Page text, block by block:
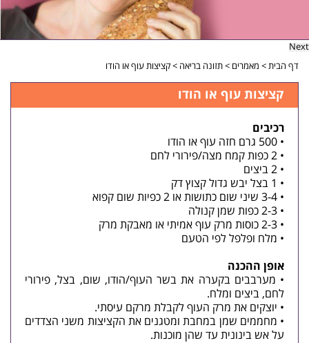
Next
דף הבית> מאמרים >תזונה בריאה >קציצות עוף או הודו
קציצות עוף או הודו
רכיבים
• 500 גרם חזה עוף או הודו
• 2 כפות קמח מצה/פירורי לחם
• 2 ביצים
• 1 בצל יבש גדול קצוץ דק
• 3-4 שיני שום כתושות או 2 כפיות שום קפוא
• 2-3 כפות שמן קנולה
• 2-3 כוסות מרק עוף אמיתי או מאבקת מרק
• מלח ופלפל לפי הטעם
אופן ההכנה
• מערבבים בקערה את בשר העוף/הודו, שום, בצל, פירורי
לחם, ביצים ומלח.
• יוצקים את מרק העוף לקבלת מרקם עיסתי.
• מחממים שמן במחבת ומטגנים את הקציצות משני הצדדים
על אש בינונית עד שהן מוכנות.